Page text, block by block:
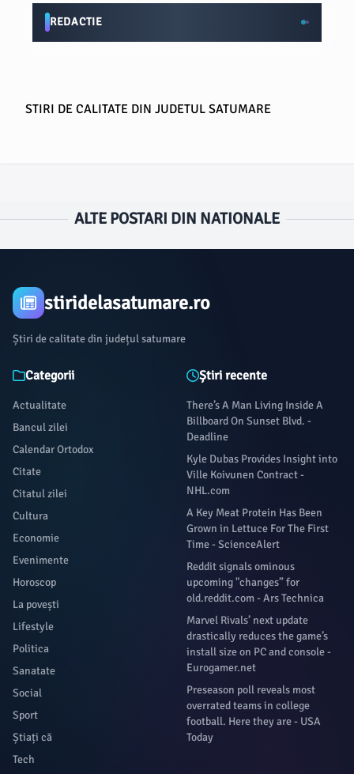
REDACTIE
STIRI DE CALITATE DIN JUDETUL SATUMARE
ALTE POSTARI DIN NATIONALE
stiridelasatumare.ro
Știri de calitate din județul satumare
Categorii
Actualitate
Bancul zilei
Calendar Ortodox
Citate
Citatul zilei
Cultura
Economie
Evenimente
Horoscop
La povești
Lifestyle
Politica
Sanatate
Social
Sport
Știați că
Tech
Știri recente
There’s A Man Living Inside A
Billboard On Sunset Blvd. -
Deadline
Kyle Dubas Provides Insight into
Ville Koivunen Contract -
NHL.com
A Key Meat Protein Has Been
Grown in Lettuce For The First
Time - ScienceAlert
Reddit signals ominous
upcoming "changes” for
old.reddit.com - Ars Technica
Marvel Rivals’ next update
drastically reduces the game’s
install size on PC and console -
Eurogamer.net
Preseason poll reveals most
overrated teams in college
football. Here they are - USA
Today